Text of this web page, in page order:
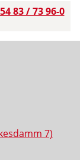
83 / 73 96-0
7)